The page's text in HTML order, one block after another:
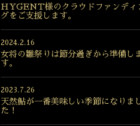
HYGENT様のクラウドファンディ
グをご支援します。
2024.2.16
女将の雛祭りは節分過ぎから準備し
す。
2023.7.26
天然鮎が一番美味しい季節になりま
た！